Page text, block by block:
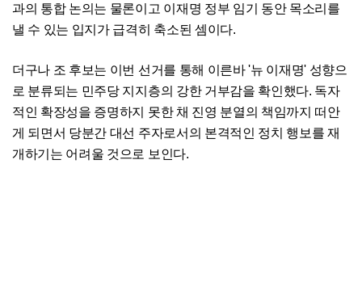
과의 통합 논의는 물론이고 이재명 정부 임기 동안 목소리를
낼 수 있는 입지가 급격히 축소된 셈이다.
더구나 조 후보는 이번 선거를 통해 이른바 '뉴 이재명' 성향으
로 분류되는 민주당 지지층의 강한 거부감을 확인했다. 독자
적인 확장성을 증명하지 못한 채 진영 분열의 책임까지 떠안
게 되면서 당분간 대선 주자로서의 본격적인 정치 행보를 재
개하기는 어려울 것으로 보인다.